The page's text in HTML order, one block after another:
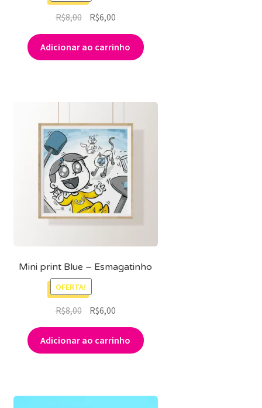
R$8,00
original
era:
R$6,00O
atual
é:
Adicionar ao carrinho
Mini print Blue – Esmagatinho
OFERTA!
R$8,00
preço
original
era:
R$6,00O
preço
atual
é:
Adicionar ao carrinho